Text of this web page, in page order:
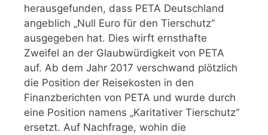
herausgefunden, dass PETA Deutschland
angeblich „Null Euro für den Tierschutz“
ausgegeben hat. Dies wirft ernsthafte
Zweifel an der Glaubwürdigkeit von PETA
auf. Ab dem Jahr 2017 verschwand plötzlich
die Position der Reisekosten in den
Finanzberichten von PETA und wurde durch
eine Position namens „Karitativer Tierschutz“
ersetzt. Auf Nachfrage, wohin die